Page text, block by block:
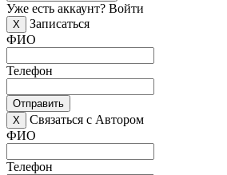
Уже есть аккаунт? Войти
X
Записаться
ФИО
Телефон
Отправить
X
Связаться с Автором
ФИО
Телефон